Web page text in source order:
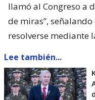
llamó al Congreso a
de miras”,
resolverse mediante
Lee también...